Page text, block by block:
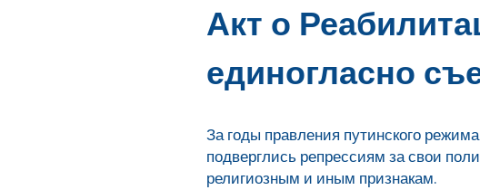
Акт о
единогласно
За годы правления путинского
подверглись репрессиям за свои
религиозным и иным признакам.